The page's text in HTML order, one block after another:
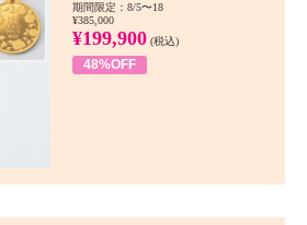
期間限定：8/5〜18
¥385,000
¥199,900 (税込)
48%OFF